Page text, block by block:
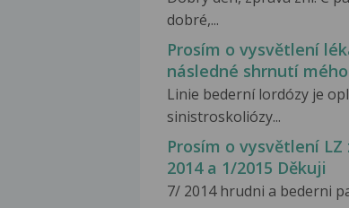
dobré,...
Prosím o vysvětlení
následné shrnutí
Linie bederní lordózy je
sinistroskoliózy...
Prosím o vysvětlení
2014 a 1/2015 Děkuji
7/ 2014 hrudni a bederni